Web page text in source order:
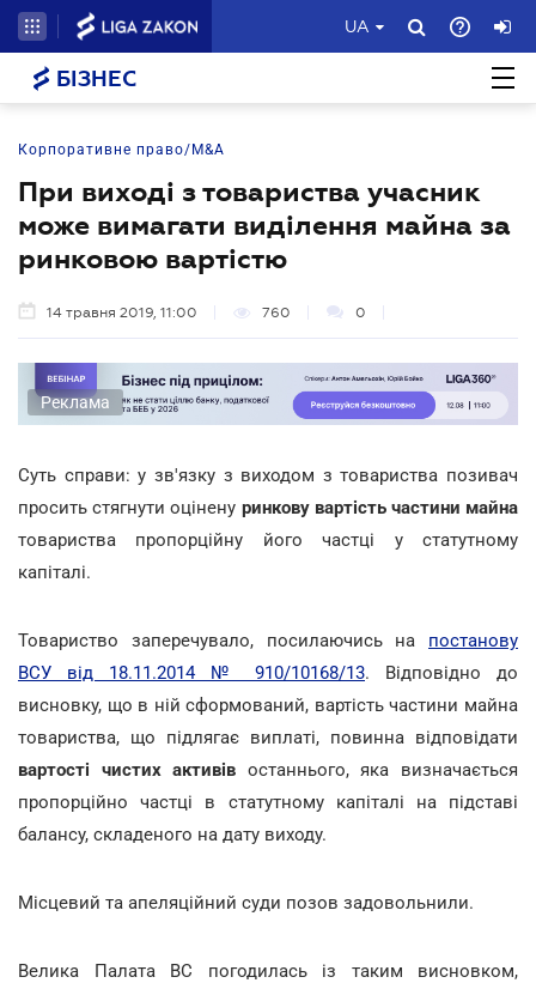
UA
БІЗНЕС
Корпоративне право/M&A
При виході з товариства учасник
може вимагати виділення майна за
ринковою вартістю
14 травня 2019, 11:00 760 0
Реклама
Суть справи: у зв'язку з виходом з товариства позивач
просить стягнути оцінену ринкову вартість частини майна
товариства пропорційну його частці у статутному
капіталі.
Товариство заперечувало, посилаючись на постанову
ВСУ від 18.11.2014 № 910/10168/13. Відповідно до
висновку, що в ній сформований, вартість частини майна
товариства, що підлягає виплаті, повинна відповідати
вартості чистих активів останнього, яка визначається
пропорційно частці в статутному капіталі на підставі
балансу, складеного на дату виходу.
Місцевий та апеляційний суди позов задовольнили.
Велика Палата ВС погодилась із таким висновком,